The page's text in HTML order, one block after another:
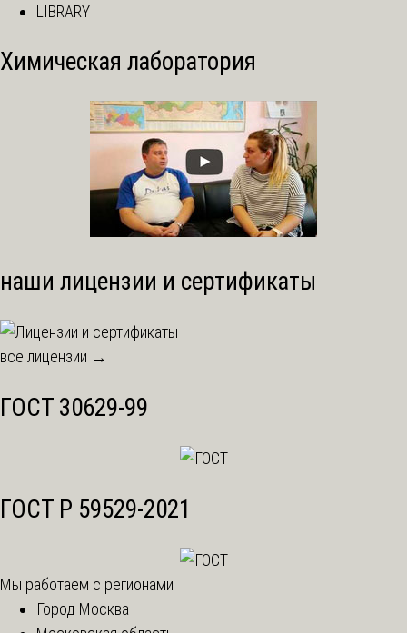
LIBRARY
Химическая лаборатория
наши лицензии и сертификаты
все лицензии →
ГОСТ 30629-99
ГОСТ Р 59529-2021
Мы работаем с регионами
Город Москва